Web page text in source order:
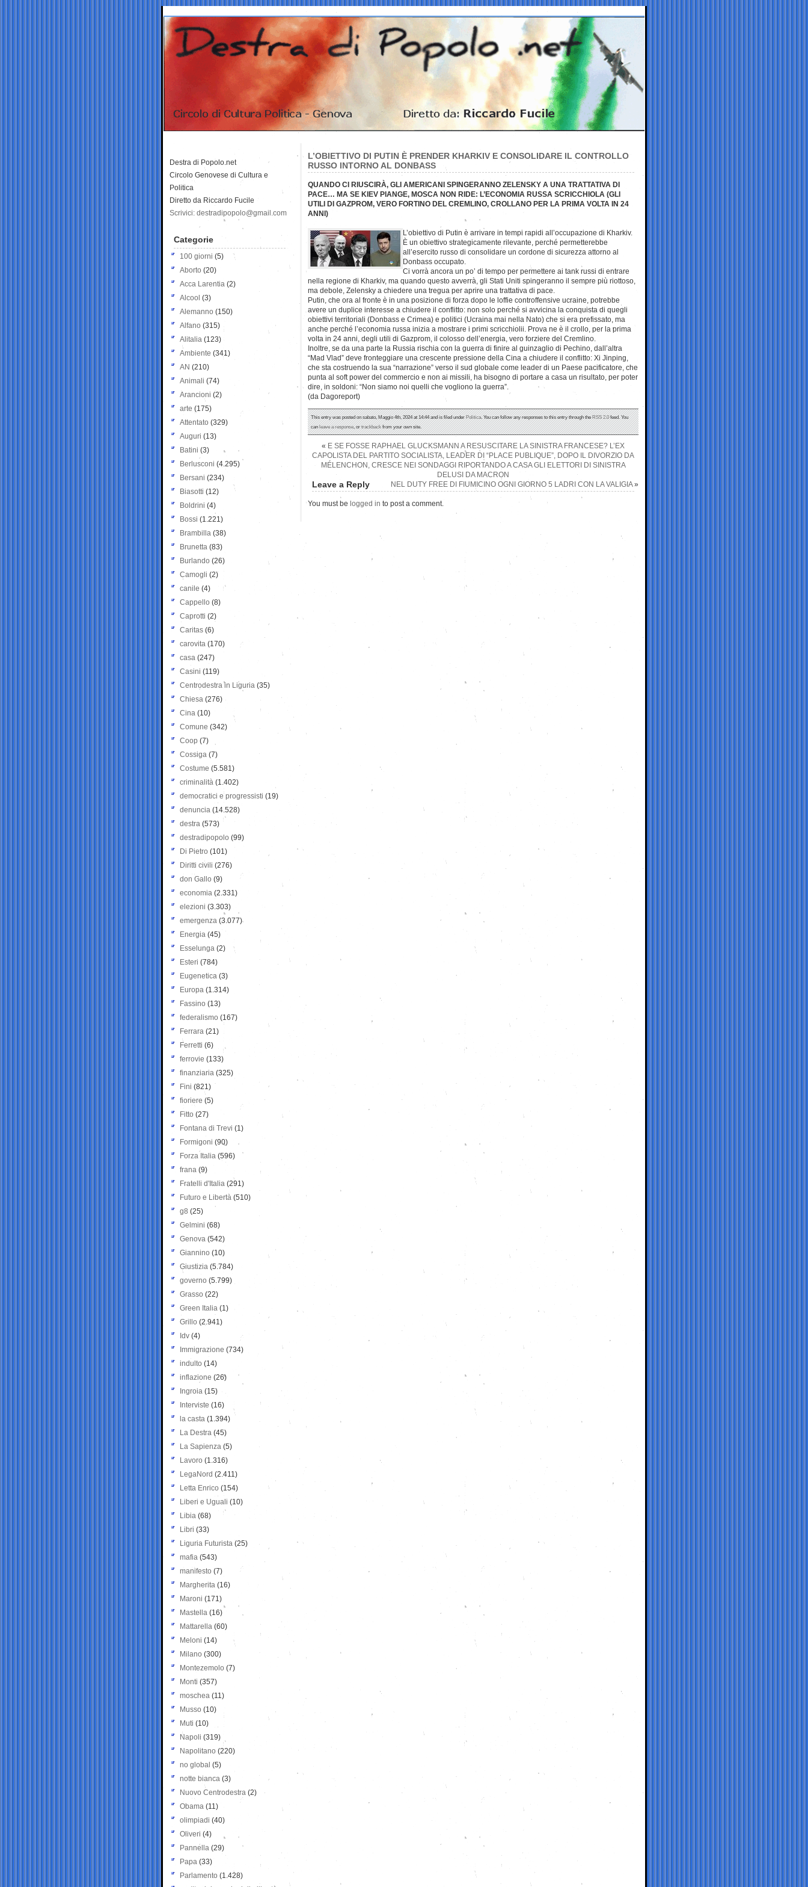
L’OBIETTIVO DI PUTIN È PRENDER KHARKIV E CONSOLIDARE IL CONTROLLO
RUSSO INTORNO AL DONBASS
QUANDO CI RIUSCIRÀ, GLI AMERICANI SPINGERANNO ZELENSKY A UNA TRATTATIVA DI
PACE… MA SE KIEV PIANGE, MOSCA NON RIDE: L’ECONOMIA RUSSA SCRICCHIOLA (GLI
UTILI DI GAZPROM, VERO FORTINO DEL CREMLINO, CROLLANO PER LA PRIMA VOLTA IN 24
ANNI)
L’obiettivo di Putin è arrivare in tempi rapidi all’occupazione di Kharkiv.
È un obiettivo strategicamente rilevante, perché permetterebbe
all’esercito russo di consolidare un cordone di sicurezza attorno al
Donbass occupato.
Ci vorrà ancora un po’ di tempo per permettere ai tank russi di entrare
nella regione di Kharkiv, ma quando questo avverrà, gli Stati Uniti spingeranno il sempre più riottoso,
ma debole, Zelensky a chiedere una tregua per aprire una trattativa di pace.
Putin, che ora al fronte è in una posizione di forza dopo le loffie controffensive ucraine, potrebbe
avere un duplice interesse a chiudere il conflitto: non solo perché si avvicina la conquista di quegli
obiettivi territoriali (Donbass e Crimea) e politici (Ucraina mai nella Nato) che si era prefissato, ma
anche perché l’economia russa inizia a mostrare i primi scricchiolii. Prova ne è il crollo, per la prima
volta in 24 anni, degli utili di Gazprom, il colosso dell’energia, vero forziere del Cremlino.
Inoltre, se da una parte la Russia rischia con la guerra di finire al guinzaglio di Pechino, dall’altra
“Mad Vlad” deve fronteggiare una crescente pressione della Cina a chiudere il conflitto: Xi Jinping,
che sta costruendo la sua “narrazione” verso il sud globale come leader di un Paese pacificatore, che
punta al soft power del commercio e non ai missili, ha bisogno di portare a casa un risultato, per poter
dire, in soldoni: “Non siamo noi quelli che vogliono la guerra”.
(da Dagoreport)
This entry was posted on sabato, Maggio 4th, 2024 at 14:44 and is filed underPolitica. You can follow any responses to this entry through theRSS 2.0feed. You
canleave a response, ortrackbackfrom your own site.
« E SE FOSSE RAPHAEL GLUCKSMANN A RESUSCITARE LA SINISTRA FRANCESE? L’EX
CAPOLISTA DEL PARTITO SOCIALISTA, LEADER DI “PLACE PUBLIQUE”, DOPO IL DIVORZIO DA
MÉLENCHON, CRESCE NEI SONDAGGI RIPORTANDO A CASA GLI ELETTORI DI SINISTRA
DELUSI DA MACRON
NEL DUTY FREE DI FIUMICINO OGNI GIORNO 5 LADRI CON LA VALIGIA»
Leave a Reply
You must be logged in to post a comment.
Destra di Popolo.net
Circolo Genovese di Cultura e
Politica
Diretto da Riccardo Fucile
Scrivici: destradipopolo@gmail.com
Categorie
100 giorni (5)
Aborto (20)
Acca Larentia (2)
Alcool (3)
Alemanno (150)
Alfano (315)
Alitalia (123)
Ambiente (341)
AN (210)
Animali (74)
Arancioni (2)
arte (175)
Attentato (329)
Auguri (13)
Batini (3)
Berlusconi (4.295)
Bersani (234)
Biasotti (12)
Boldrini (4)
Bossi (1.221)
Brambilla (38)
Brunetta (83)
Burlando (26)
Camogli (2)
canile (4)
Cappello (8)
Caprotti (2)
Caritas (6)
carovita (170)
casa (247)
Casini (119)
Centrodestra in Liguria (35)
Chiesa (276)
Cina (10)
Comune (342)
Coop (7)
Cossiga (7)
Costume (5.581)
criminalità (1.402)
democratici e progressisti (19)
denuncia (14.528)
destra (573)
destradipopolo (99)
Di Pietro (101)
Diritti civili (276)
don Gallo (9)
economia (2.331)
elezioni (3.303)
emergenza (3.077)
Energia (45)
Esselunga (2)
Esteri (784)
Eugenetica (3)
Europa (1.314)
Fassino (13)
federalismo (167)
Ferrara (21)
Ferretti (6)
ferrovie (133)
finanziaria (325)
Fini (821)
fioriere (5)
Fitto (27)
Fontana di Trevi (1)
Formigoni (90)
Forza Italia (596)
frana (9)
Fratelli d'Italia (291)
Futuro e Libertà (510)
g8 (25)
Gelmini (68)
Genova (542)
Giannino (10)
Giustizia (5.784)
governo (5.799)
Grasso (22)
Green Italia (1)
Grillo (2.941)
Idv (4)
Immigrazione (734)
indulto (14)
inflazione (26)
Ingroia (15)
Interviste (16)
la casta (1.394)
La Destra (45)
La Sapienza (5)
Lavoro (1.316)
LegaNord (2.411)
Letta Enrico (154)
Liberi e Uguali (10)
Libia (68)
Libri (33)
Liguria Futurista (25)
mafia (543)
manifesto (7)
Margherita (16)
Maroni (171)
Mastella (16)
Mattarella (60)
Meloni (14)
Milano (300)
Montezemolo (7)
Monti (357)
moschea (11)
Musso (10)
Muti (10)
Napoli (319)
Napolitano (220)
no global (5)
notte bianca (3)
Nuovo Centrodestra (2)
Obama (11)
olimpiadi (40)
Oliveri (4)
Pannella (29)
Papa (33)
Parlamento (1.428)